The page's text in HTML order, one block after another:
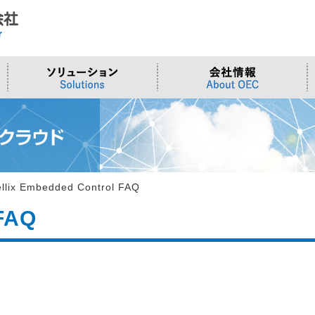
システム
>Embeddedシステム
>オンライン資格確認端末
サーバー/ネ
>液体冷却
観測
>OTセキュリティ
>Edgeシリーズ
>Elementシリーズ
>ものづくり
>有償技術
>小型PCソ
>拠点一覧
せ >当社向けご提案フォーム
Embedded Control FAQ